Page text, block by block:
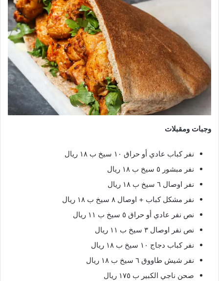
وجبات ومقبلات
نفر كباب عادي أو حراق ١٠ سيخ ب ١٨ ريال
نفر مبشور ٥ سيخ ب ١٨ ريال
نفر اوصال ٦ سيخ ب ١٨ ريال
نفر مشكل كباب + اوصال ٨ سيخ ب ١٨ ريال
نص نفر عادي أو حراق ٥ سيخ ب ١١ ريال
نص نفر اوصال ٣ سيخ ب ١١ ريال
نفر كباب دجاج ١٠ سيخ ب ١٨ ريال
نفر شيش طاووق ٦ سيخ ب ١٨ ريال
صحن ناجي الكبير ب ١٧٥ ريال